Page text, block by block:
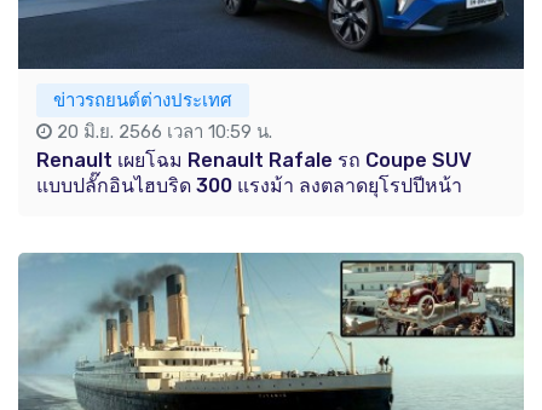
ข่าวรถยนต์ต่างประเทศ
20 มิ.ย. 2566 เวลา 10:59 น.
Renault เผยโฉม Renault Rafale รถ Coupe SUV
แบบปลั๊กอินไฮบริด 300 แรงม้า ลงตลาดยุโรปปีหน้า